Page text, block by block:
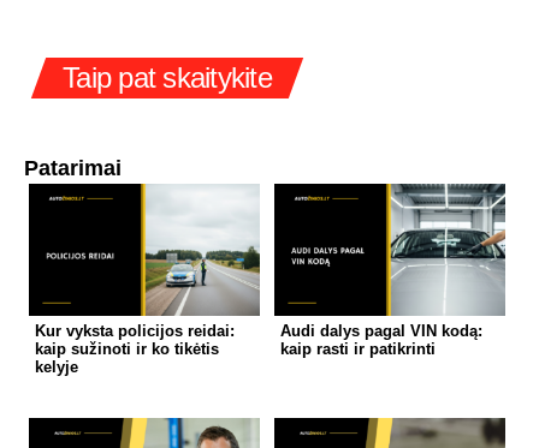
Taip pat skaitykite
Patarimai
Kur vyksta policijos reidai:
kaip sužinoti ir ko tikėtis
kelyje
Audi dalys pagal VIN kodą:
kaip rasti ir patikrinti